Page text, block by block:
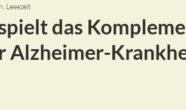
das
Alzheimer-
Lesezeit